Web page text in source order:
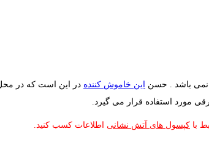
نمی باشد . حسن این خاموش کننده در این است که در
مورد استفاده قرار می گیرد.
با کپسول های آتش نشانی اطلاعات کسب کنید.